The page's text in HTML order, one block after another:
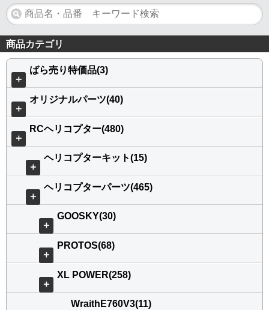
商品カテゴリ
＋
ばら売り特価品(3)
＋
オリジナルパーツ(40)
＋
RCヘリコプター(480)
＋
ヘリコプターキット(15)
＋
ヘリコプターパーツ(465)
＋
GOOSKY(30)
＋
PROTOS(68)
＋
XL POWER(258)
WraithE760V3(11)